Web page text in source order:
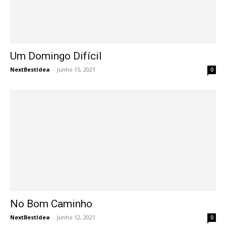
Um Domingo Difícil
NextBestIdea - Junho 15, 2021 0
No Bom Caminho
NextBestIdea - Junho 12, 2021 0